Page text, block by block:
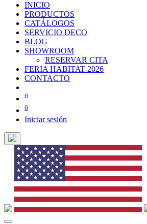
INICIO
PRODUCTOS
CATÁLOGOS
SERVICIO DECO
BLOG
SHOWROOM
RESERVAR CITA
FERIA HABITAT 2026
CONTACTO
0
0
Iniciar sesión